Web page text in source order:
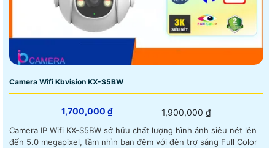
Camera Wifi Kbvision KX-S5BW
1,700,000 ₫ 1,900,000 ₫
Camera IP Wifi KX-S5BW sở hữu chất lượng hình ảnh siêu nét lên
đến 5.0 megapixel, tầm nhìn ban đêm với đèn trợ sáng Full Color